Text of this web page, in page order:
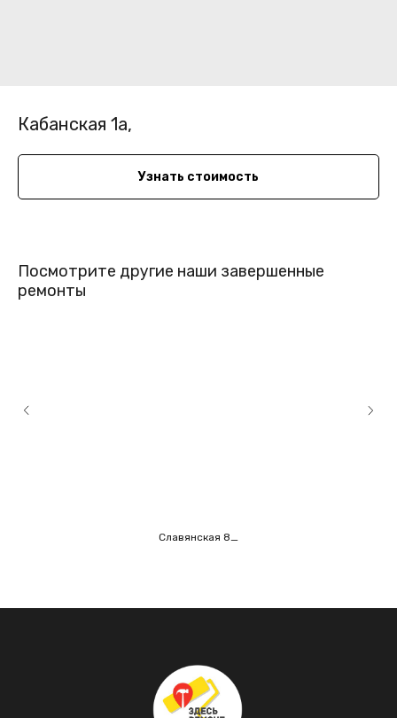
Кабанская 1а,
Узнать стоимость
Посмотрите другие наши завершенные
ремонты
Славянская 8_